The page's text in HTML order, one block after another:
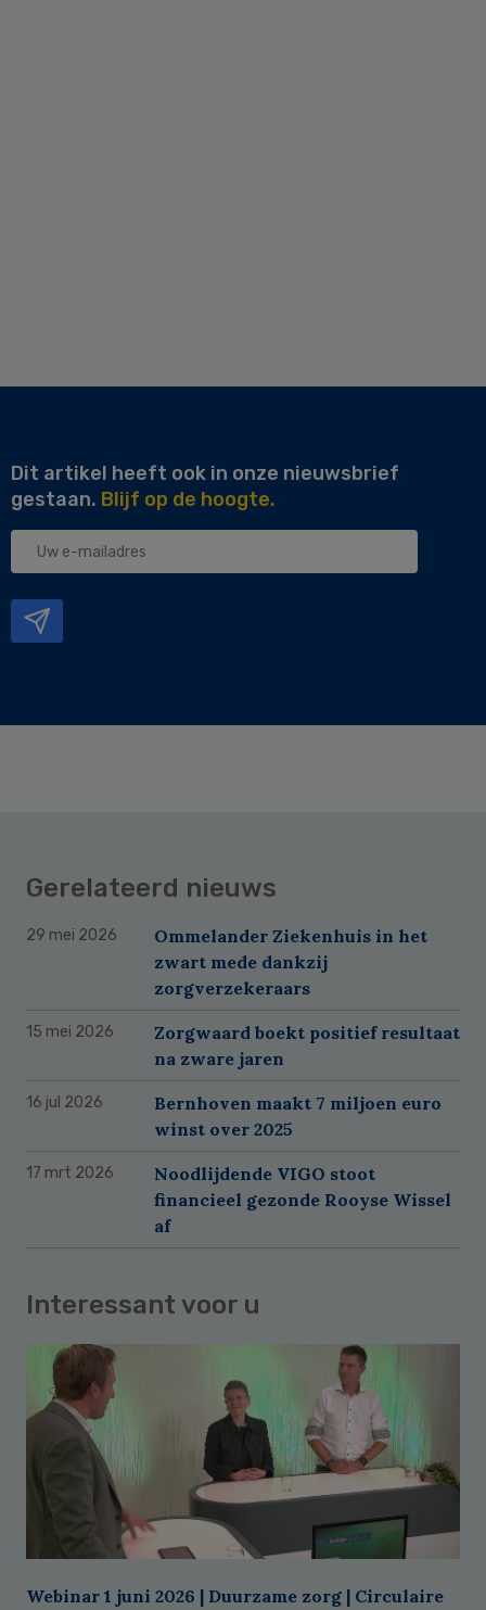
Dit artikel heeft ook in onze nieuwsbrief
gestaan. Blijf op de hoogte.
Uw
Gerelateerd nieuws
29 mei 2026
Ommelander Ziekenhuis in het
zwart mede dankzij
zorgverzekeraars
15 mei 2026
Zorgwaard boekt positief resultaat
na zware jaren
16 jul 2026
Bernhoven maakt 7 miljoen euro
winst over 2025
17 mrt 2026
Noodlijdende VIGO stoot
financieel gezonde Rooyse Wissel
af
Interessant voor u
Webinar 1 juni 2026 | Duurzame zorg | Circulaire